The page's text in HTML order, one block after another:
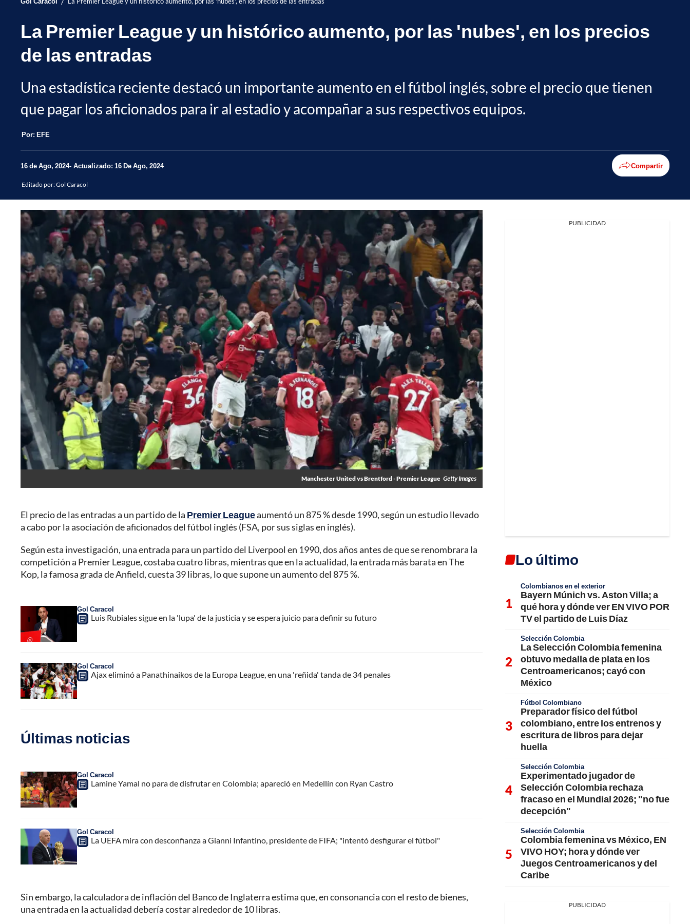
La Premier League y un histórico aumento, por las 'nubes', en los precios
de las entradas
Una estadística reciente destacó un importante aumento en el fútbol inglés, sobre el precio que tienen
que pagar los aficionados para ir al estadio y acompañar a sus respectivos equipos.
Por: EFE
16 de Ago, 2024 Actualizado: 16 De Ago, 2024 Compartir
Editado por:Gol Caracol
Manchester United vs Brentford - Premier League Getty Images
El precio de las entradas a un partido de la Premier Leagueaumentó un 875 % desde 1990, según un estudio llevado
a cabo por la asociación de aficionados del fútbol inglés (FSA, por sus siglas en inglés).
Según esta investigación, una entrada para un partido del Liverpool en 1990, dos años antes de que se renombrara la
competición a Premier League, costaba cuatro libras, mientras que en la actualidad, la entrada más barata en The
Kop, la famosa grada de Anfield, cuesta 39 libras, lo que supone un aumento del 875 %.
Gol Caracol
Luis Rubiales sigue en la 'lupa' de la justicia y se espera juicio para definir su futuro
Gol Caracol
Ajax eliminó a Panathinaikos de la Europa League, en una 'reñida' tanda de 34 penales
Últimas noticias
Gol Caracol
Lamine Yamal no para de disfrutar en Colombia; apareció en Medellín con Ryan Castro
Gol Caracol
La UEFA mira con desconfianza a Gianni Infantino, presidente de FIFA; "intentó desfigurar el fútbol"
Sin embargo, la calculadora de inflación del Banco de Inglaterra estima que, en consonancia con el resto de bienes,
una entrada en la actualidad debería costar alrededor de 10 libras.
PUBLICIDAD
Lo último
Colombianos en el exterior
Bayern Múnich vs. Aston Villa; a
qué hora y dónde ver EN VIVO POR
TV el partido de Luis Díaz
Selección Colombia
La Selección Colombia femenina
obtuvo medalla de plata en los
Centroamericanos; cayó con
México
Fútbol Colombiano
Preparador físico del fútbol
colombiano, entre los entrenos y
escritura de libros para dejar
huella
Selección Colombia
Experimentado jugador de
Selección Colombia rechaza
fracaso en el Mundial 2026; "no fue
decepción"
Selección Colombia
Colombia femenina vs México, EN
VIVO HOY; hora y dónde ver
Juegos Centroamericanos y del
Caribe
PUBLICIDAD